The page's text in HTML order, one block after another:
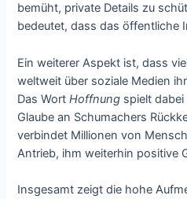
bemüht, private Details zu
bedeutet, dass das öffentliche
Ein weiterer Aspekt ist, dass
weltweit über soziale Medien
Das WortHoffnung spielt dabei
Glaube an Schumachers
verbindet Millionen von
Antrieb, ihm weiterhin positive
Insgesamt zeigt die hohe